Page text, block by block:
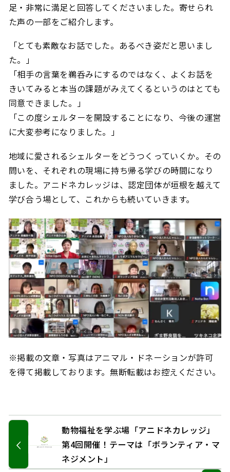
足・非常に満足と回答してくださいました。寄せられ
た声の一部をご紹介します。
「とても素敵なお話でした。あるべき姿だと思いまし
た。」
「相手の言葉を鵜呑みにするのではなく、よくお話を
きいてみると本当の課題がみえてくるというのはとても
同意できました。」
「この度シェルターを開設することになり、今後の運営
に大変参考になりました。」
地域に愛されるシェルターをどうつくっていくか。その
問いを、それぞれの現場に持ち帰る学びの時間になり
ました。アニドネカレッジは、認定団体が垣根を越えて
学び合う場として、これからも続いていきます。
※掲載の文章・写真はアニマル・ドネーションが許可
を得て掲載しております。無断転載はお控えください。
動物福祉を学ぶ場「アニドネカレッジ」
第4回開催！テーマは「ボランティア・マ
ネジメント」